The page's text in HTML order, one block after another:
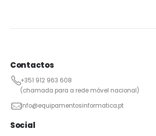
Contactos
+351 912 963 608
(chamada para a rede móvel nacional)
info@equipamentosinformatica.pt
Social